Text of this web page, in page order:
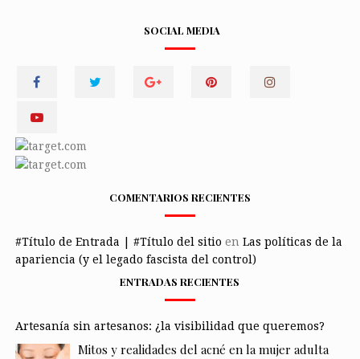
SOCIAL MEDIA
COMENTARIOS RECIENTES
#Título de Entrada | #Título del sitio en Las políticas de la
apariencia (y el legado fascista del control)
ENTRADAS RECIENTES
Artesanía sin artesanos: ¿la visibilidad que queremos?
Mitos y realidades del acné en la mujer adulta